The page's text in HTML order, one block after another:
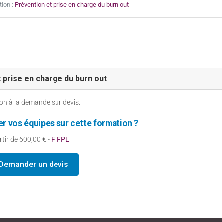
: Prévention et prise en charge du burn out
en charge du burn out
à la demande sur devis.
vos équipes sur cette formation ?
de 600,00 € - FIFPL
un devis